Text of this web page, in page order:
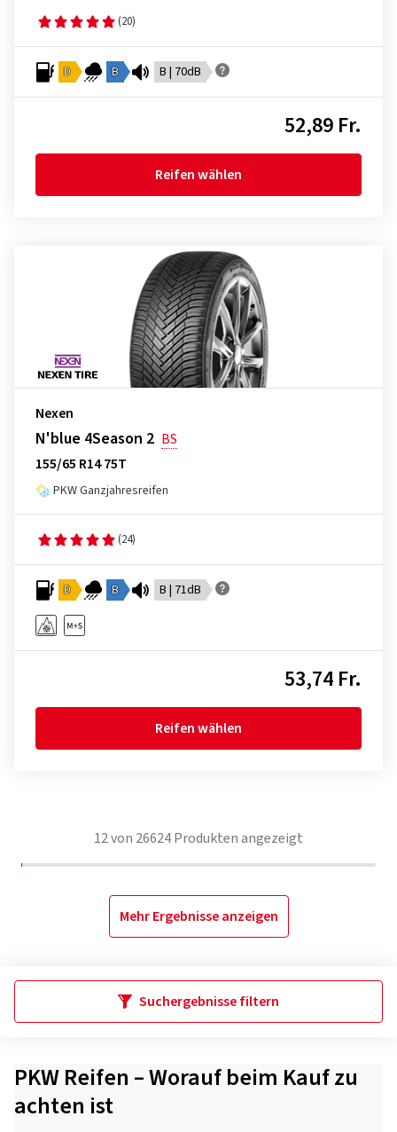
(20)
D B B | 70dB
52,89 Fr.
Reifen wählen
Nexen
N'blue 4Season 2 BS
155/65 R14 75T
PKW Ganzjahresreifen
(24)
D B B | 71dB
53,74 Fr.
Reifen wählen
12von 26624Produkten angezeigt
Mehr Ergebnisse anzeigen
Suchergebnisse filtern
PKW Reifen – Worauf beim Kauf zu
achten ist